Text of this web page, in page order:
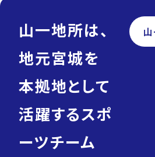
山一地所は、
地元宮城を
本拠地として
活躍するスポ
ーツチーム